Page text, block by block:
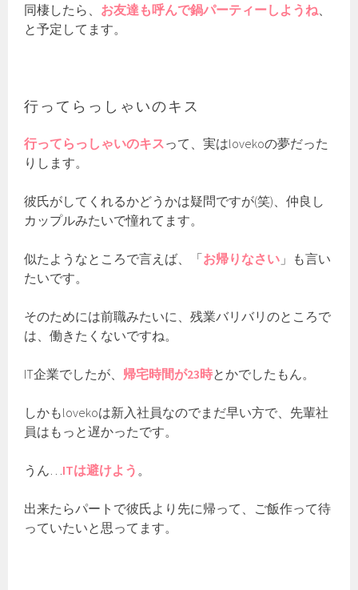
同棲したら、 お友達も呼んで鍋パーティーしようね
と予定してます。
行ってらっしゃいのキス
行ってらっしゃいのキス って、実はlovekoの夢だった
りします。
彼氏がしてくれるかどうかは疑問ですが(笑)、仲良し
カップルみたいで憧れてます。
似たようなところで言えば、「お帰りなさい 」も言い
たいです。
そのためには前職みたいに、残業バリバリのところで
は、働きたくないですね。
IT企業でしたが、 帰宅時間が23時とかでしたもん。
しかもlovekoは新入社員なのでまだ早い方で、先輩社
員はもっと遅かったです。
うん… ITは避けよう 。
出来たらパートで彼氏より先に帰って、ご飯作って待
っていたいと思ってます。